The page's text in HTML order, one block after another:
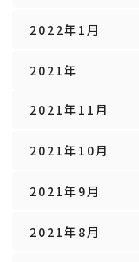
2022年1月
2021年
2021年11月
2021年10月
2021年9月
2021年8月